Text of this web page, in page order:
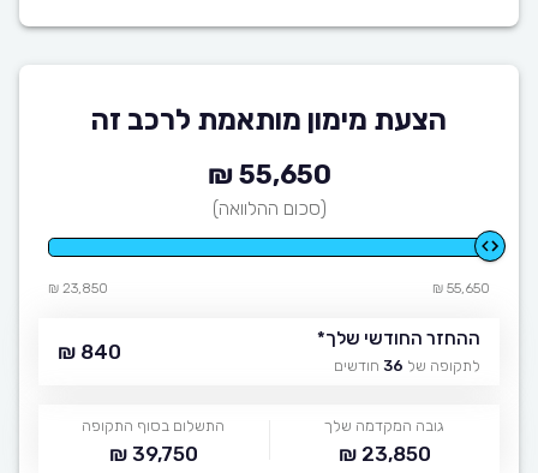
הצעת מימון מותאמת לרכב זה
55,650 ₪
(סכום ההלוואה)
55,650 ₪
23,850 ₪
ההחזר החודשי שלך*
לתקופה של 36 חודשים
840 ₪
גובה המקדמה שלך
23,850 ₪
התשלום בסוף התקופה
39,750 ₪